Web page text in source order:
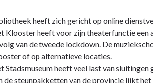
heeft zich gericht op online
Klooster heeft voor zijn theaterfunctie een
van de tweede lockdown. De
of op alternatieve locaties.
Stadsmuseum heeft veel last van
de steunpakketten van de provincie lijkt